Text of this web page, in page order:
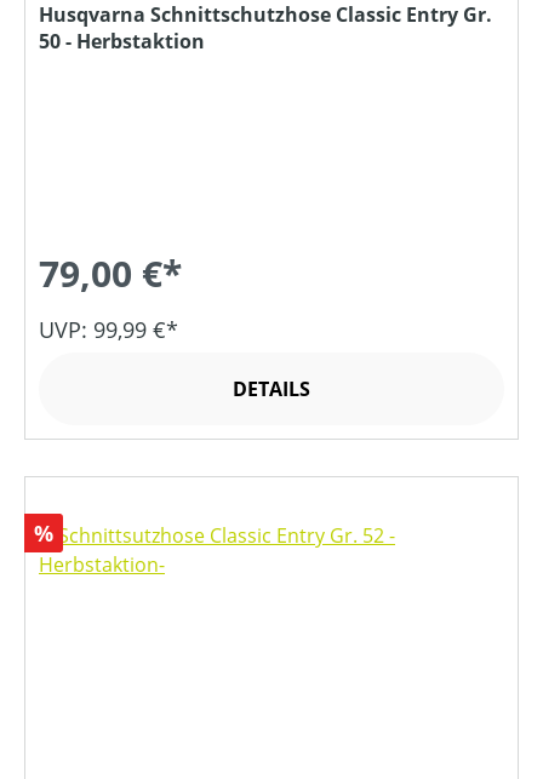
Husqvarna Schnittschutzhose Classic Entry Gr.
50 - Herbstaktion
79,00 €*
UVP: 99,99 €*
DETAILS
Rabatt
%